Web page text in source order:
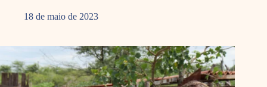
18 de maio de 2023